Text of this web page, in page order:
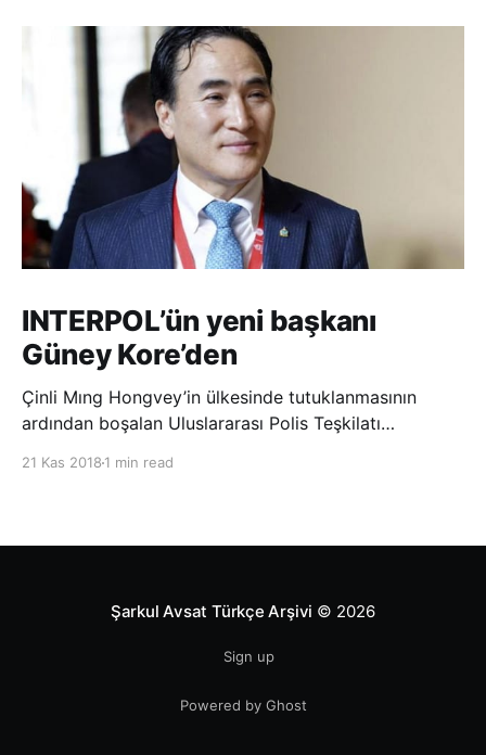
INTERPOL’ün yeni başkanı
Güney Kore’den
Çinli Mıng Hongvey’in ülkesinde tutuklanmasının
ardından boşalan Uluslararası Polis Teşkilatı
21 Kas 2018 1 min read
Şarkul Avsat Türkçe Arşivi © 2026
Sign up
Powered by Ghost